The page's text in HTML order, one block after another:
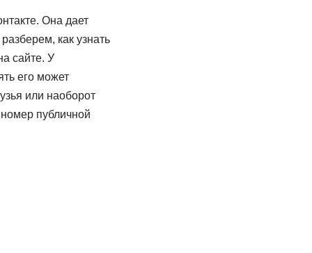
Она дает
как узнать
сайте. У
его может
или наоборот
публичной